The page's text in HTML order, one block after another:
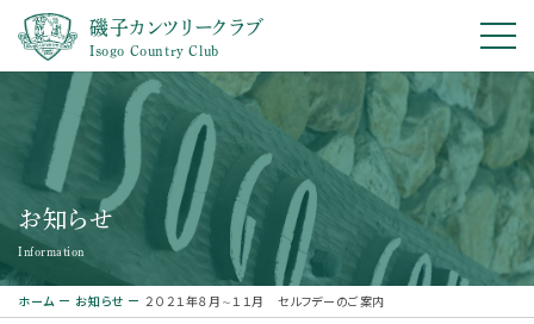
磯子カンツリークラブ
Isogo Country Club
お知らせ
Information
ホーム お知らせ ２０２１年８月∼１１月 セルフデーのご案内